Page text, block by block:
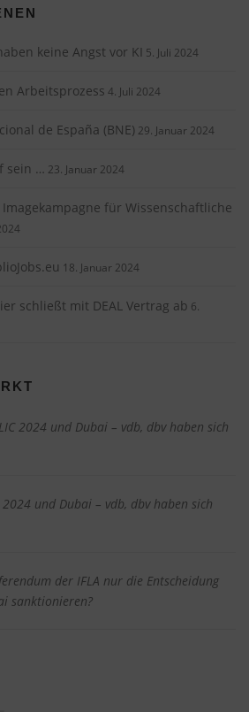
keine Angst vor KI 5. Juli 2024
Arbeitsprozess 4. Juli 2024
de España (BNE) 29. Januar 2024
sein … 23. Januar 2024
Imagekampagne für Wissenschaftliche
18. Januar 2024
schließt mit DEAL Vertrag ab 6.
2024 und Dubai – vdb, dbv haben sich
2024 und Dubai – vdb, dbv haben sich
der IFLA nur die Entscheidung
sanktionieren?